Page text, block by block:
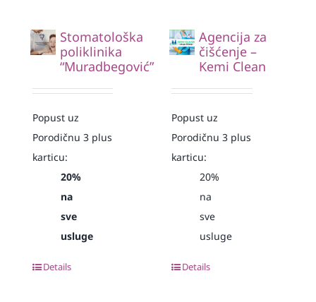
Stomatološka
poliklinika
“Muradbegović”
Popust uz
Porodičnu 3 plus
karticu:
20%
na
sve
usluge
Details
Agencija za
čišćenje –
Kemi Clean
Popust uz
Porodičnu 3 plus
karticu:
20%
na
sve
usluge
Details